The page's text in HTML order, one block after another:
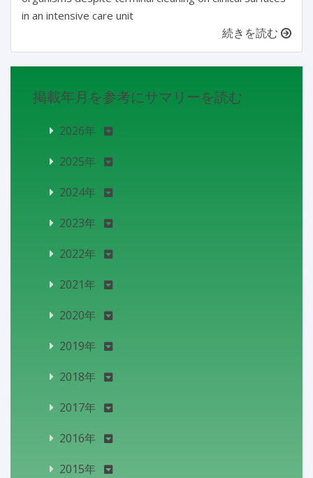
in an intensive care unit
続きを読む
掲載年月を参考にサマリーを読む
2026年
2025年
2024年
2023年
2022年
2021年
2020年
2019年
2018年
2017年
2016年
2015年